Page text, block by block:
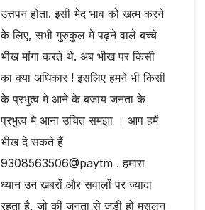
उत्तपन होता. इसी भेद भाव को खत्म करने
के लिए, सभी गुरुकुल मे पढ़ने वाले बच्चे
भीख मांगा करते थे. अब भीख पर किसी
का क्या अधिकार ! इसलिए हमने भी किसी
के प्रभुत्व मे आने के बजाय जनता के
प्रभुत्व मे आना उचित समझा । आप हमें
भीख दे सकते हैं
9308563506@paytm . हमारा
ध्यान उन खबरों और सवालों पर ज्यादा
रहता है, जो की जनता से जुडी हो मसलन